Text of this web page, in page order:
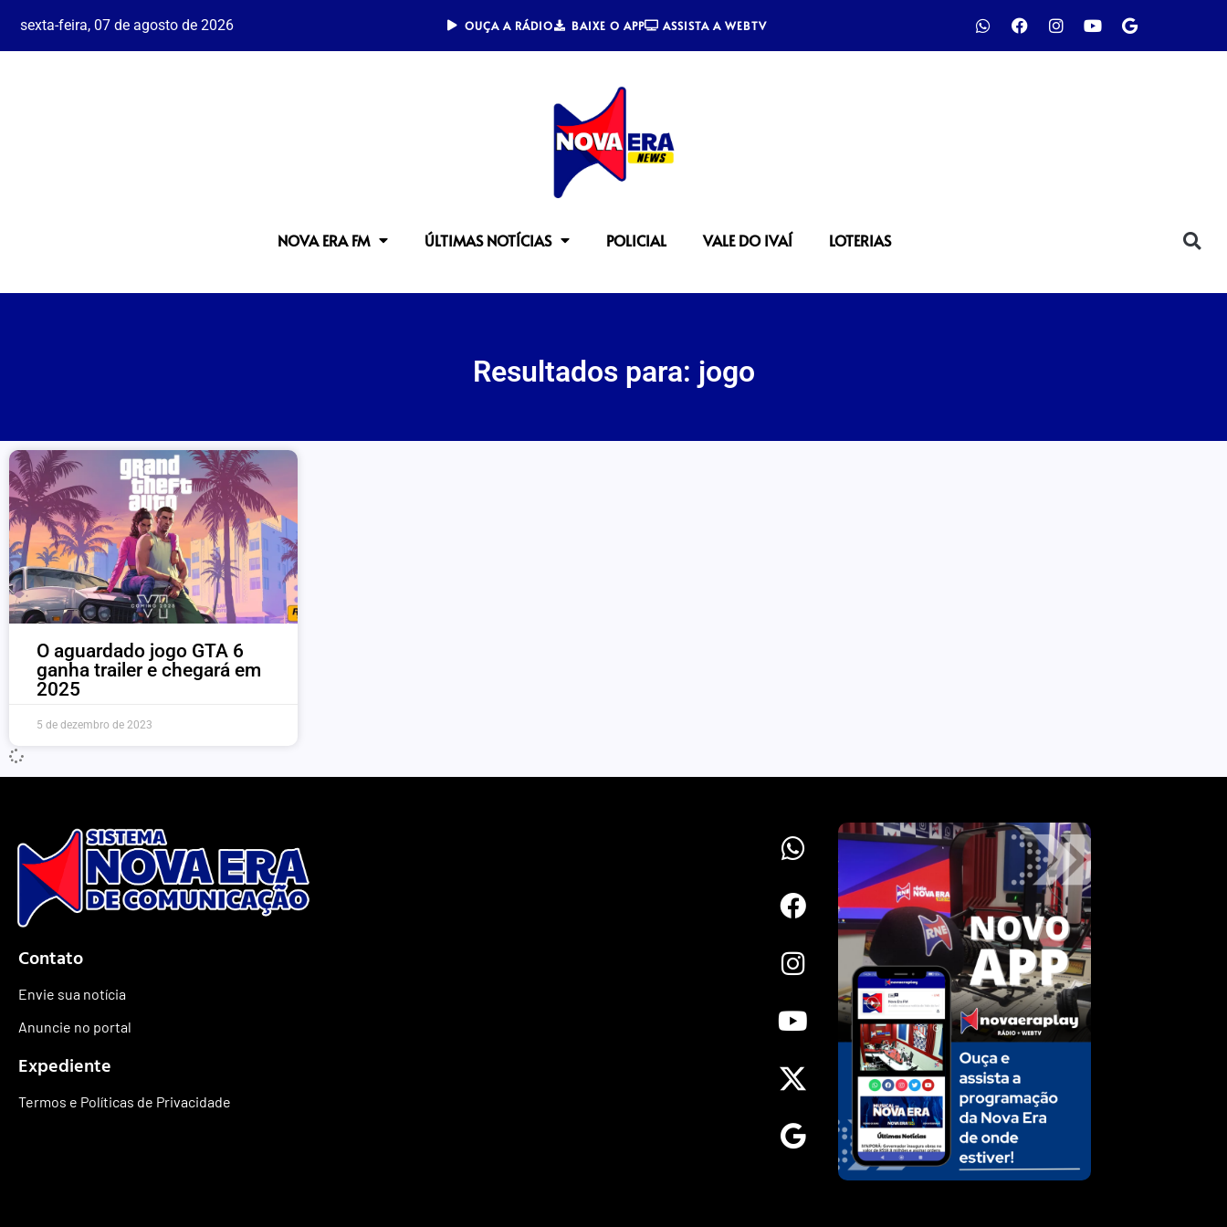
sexta-feira, 07 de agosto de 2026 OUÇA A RÁDIO BAIXE O APP ASSISTA A WEBTV
NOVA ERA FM ÚLTIMAS NOTÍCIAS POLICIAL VALE DO IVAÍ LOTERIAS
Resultados para: jogo
O aguardado jogo GTA 6
ganha trailer e chegará em
2025
5 de dezembro de 2023
Contato
Envie sua notícia
Anuncie no portal
Expediente
Termos e Políticas de Privacidade